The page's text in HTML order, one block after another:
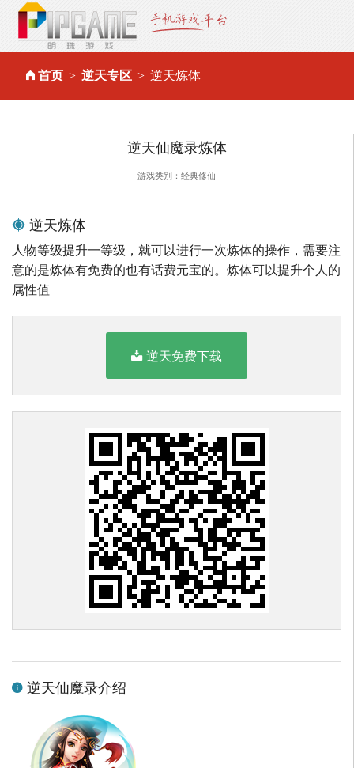
首页 逆天专区 逆天炼体
逆天仙魔录炼体
游戏类别：经典修仙
逆天炼体
人物等级提升一等级，就可以进行一次炼体的操作，需要注
意的是炼体有免费的也有话费元宝的。炼体可以提升个人的
属性值
逆天免费下载
逆天仙魔录介绍